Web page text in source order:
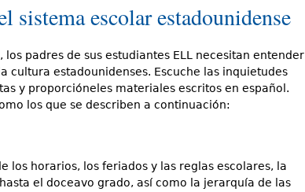
sistema escolar estadounidense
los padres de sus estudiantes ELL necesitan entender
cultura estadounidenses. Escuche las inquietudes
y proporcióneles materiales escritos en español.
los que se describen a continuación:
los horarios, los feriados y las reglas escolares, la
el doceavo grado, así como la jerarquía de las